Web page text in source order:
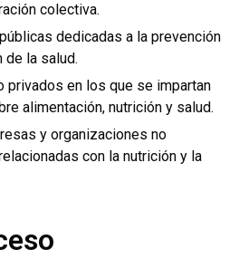
colectiva.
dedicadas a la prevención
de la salud.
privados en los que se impartan
alimentación, nutrición y salud.
y organizaciones no
con la nutrición y la